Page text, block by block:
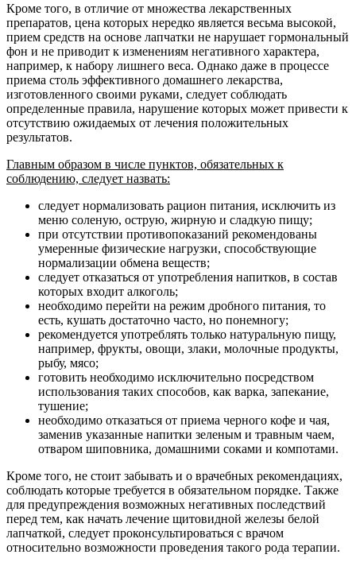
Кроме того, в отличие от множества лекарственных
препаратов, цена которых нередко является весьма высокой,
прием средств на основе лапчатки не нарушает гормональный
фон и не приводит к изменениям негативного характера,
например, к набору лишнего веса. Однако даже в процессе
приема столь эффективного домашнего лекарства,
изготовленного своими руками, следует соблюдать
определенные правила, нарушение которых может привести к
отсутствию ожидаемых от лечения положительных
результатов.
Главным образом в числе пунктов, обязательных к
соблюдению, следует назвать:
следует нормализовать рацион питания, исключить из
меню соленую, острую, жирную и сладкую пищу;
при отсутствии противопоказаний рекомендованы
умеренные физические нагрузки, способствующие
нормализации обмена веществ;
следует отказаться от употребления напитков, в состав
которых входит алкоголь;
необходимо перейти на режим дробного питания, то
есть, кушать достаточно часто, но понемногу;
рекомендуется употреблять только натуральную пищу,
например, фрукты, овощи, злаки, молочные продукты,
рыбу, мясо;
готовить необходимо исключительно посредством
использования таких способов, как варка, запекание,
тушение;
необходимо отказаться от приема черного кофе и чая,
заменив указанные напитки зеленым и травным чаем,
отваром шиповника, домашними соками и компотами.
Кроме того, не стоит забывать и о врачебных рекомендациях,
соблюдать которые требуется в обязательном порядке. Также
для предупреждения возможных негативных последствий
перед тем, как начать лечение щитовидной железы белой
лапчаткой, следует проконсультироваться с врачом
относительно возможности проведения такого рода терапии.